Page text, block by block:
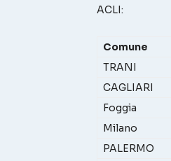
ACLI:
Comune
TRANI
CAGLIARI
Foggia
Milano
PALERMO